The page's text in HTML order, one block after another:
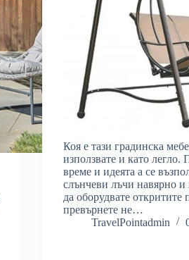
Коя е тази градинска
използвате и като легло.
време и идеята а се
слънчеви лъчи навярно и
да оборудвате откритите
превърнете не…
TravelPointadmin